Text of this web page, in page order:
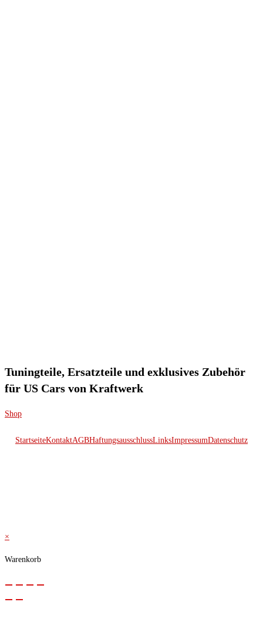
Tuningteile, Ersatzteile und exklusives Zubehör
für US Cars von Kraftwerk
Shop
StartseiteKontaktAGBHaftungsausschlussLinksImpressumDatenschutz
×
Warenkorb